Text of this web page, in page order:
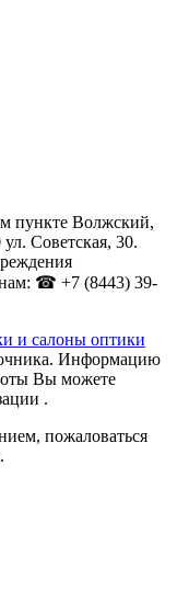
пункте Волжский,
Советская, 30.
☎ +7 (8443) 39-
и салоны оптики
Информацию
Вы можете
.
пожаловаться